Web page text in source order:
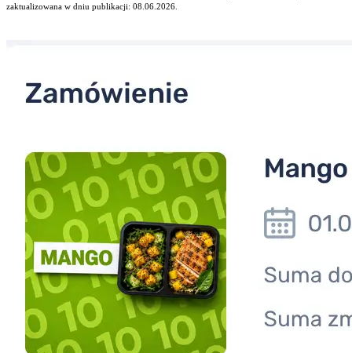
zaktualizowana w dniu publikacji: 08.06.2026.